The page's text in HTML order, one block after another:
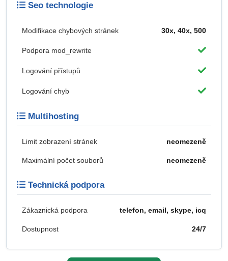
Seo technologie
Modifikace chybových stránek 30x, 40x, 500
Podpora mod_rewrite
Logování přístupů
Logování chyb
Multihosting
Limit zobrazení stránek neomezeně
Maximální počet souborů neomezeně
Technická podpora
Zákaznická podpora telefon, email, skype, icq
Dostupnost 24/7